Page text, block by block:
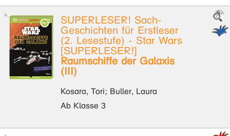
SUPERLESER! Sach-
Geschichten für Erstleser
(2. Lesestufe) - Star Wars
[SUPERLESER!]
Raumschiffe der Galaxis
(III)
Kosara, Tori; Buller, Laura
Ab Klasse 3